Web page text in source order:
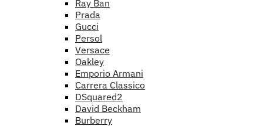
Ray Ban
Prada
Gucci
Persol
Versace
Oakley
Emporio Armani
Carrera Classico
DSquared2
David Beckham
Burberry